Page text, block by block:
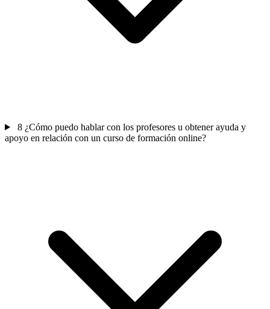
8 ¿Cómo puedo hablar con los profesores u obtener ayuda y
apoyo en relación con un curso de formación online?